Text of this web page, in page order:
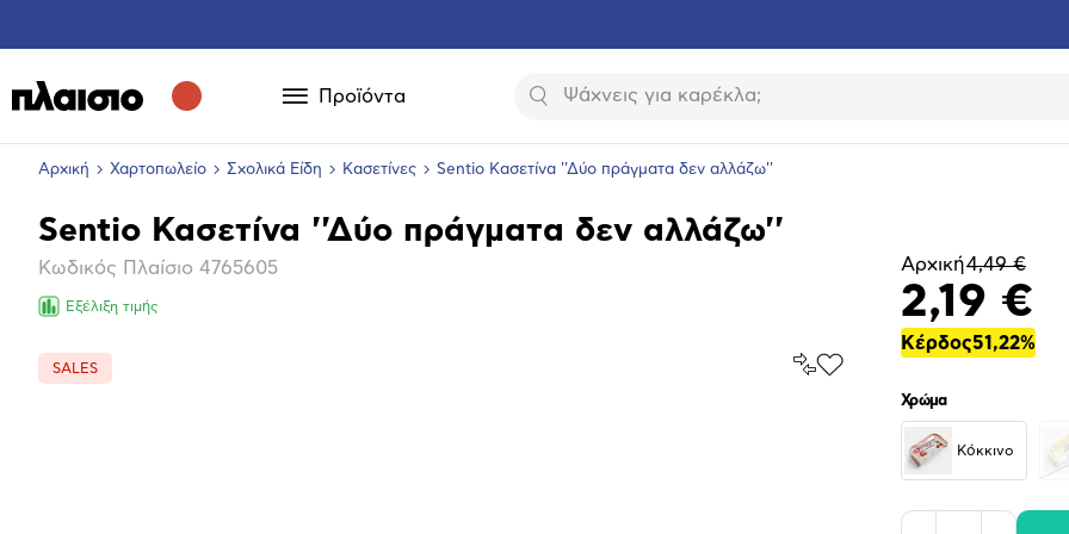
Προϊόντα Αναζήτηση
Αρχική Χαρτοπωλείο Σχολικά Είδη Κασετίνες Sentio Κασετίνα ''Δύο πράγματα δεν αλλάζω''
Βασικά
χαρακτηριστικά
Sentio Κασετίνα ''Δύο πράγματα δεν αλλάζω''
Κωδικός Πλαίσιο 4765605
Εξέλιξη τιμής
SALES
Σύγκρινέ
Προσθήκη
Αγαπημένα
Αρχική4,49 €
2,19 €
Κέρδος51,22%
Χρώμα
Κόκκινο